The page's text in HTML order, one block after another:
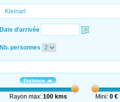
Date d'arrivée
Nb. personnes
Distance
Rayon max: 100 kms Mini:0 €